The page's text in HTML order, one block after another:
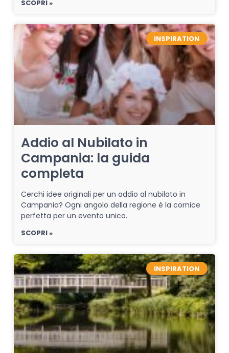
SCOPRI »
INSPIRATION
Addio al Nubilato in
Campania: la guida
completa
Cerchi idee originali per un addio al nubilato in
Campania? Ogni angolo della regione è la cornice
perfetta per un evento unico.
SCOPRI »
INSPIRATION